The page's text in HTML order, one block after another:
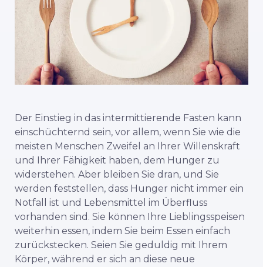
Der Einstieg in das intermittierende Fasten kann
einschüchternd sein, vor allem, wenn Sie wie die
meisten Menschen Zweifel an Ihrer Willenskraft
und Ihrer Fähigkeit haben, dem Hunger zu
widerstehen. Aber bleiben Sie dran, und Sie
werden feststellen, dass Hunger nicht immer ein
Notfall ist und Lebensmittel im Überfluss
vorhanden sind. Sie können Ihre Lieblingsspeisen
weiterhin essen, indem Sie beim Essen einfach
zurückstecken. Seien Sie geduldig mit Ihrem
Körper, während er sich an diese neue